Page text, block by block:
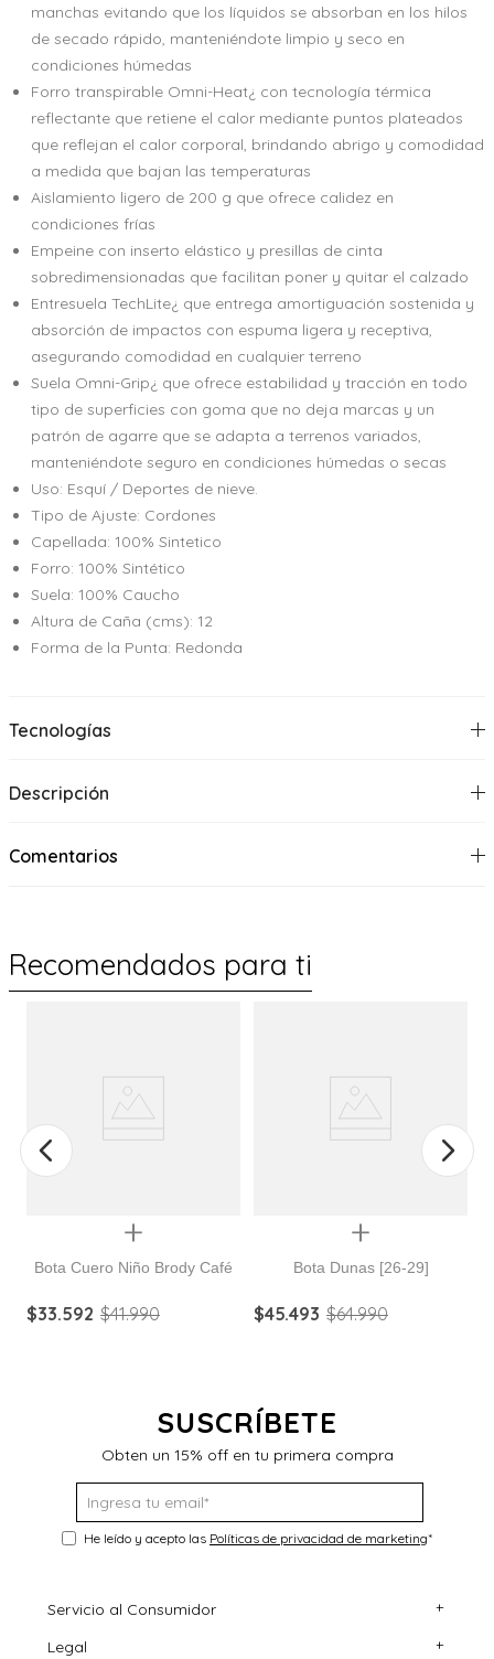
manchas evitando que los líquidos se absorban en los hilos
de secado rápido, manteniéndote limpio y seco en
condiciones húmedas
Forro transpirable Omni-Heat¿ con tecnología térmica
reflectante que retiene el calor mediante puntos plateados
que reflejan el calor corporal, brindando abrigo y comodidad
a medida que bajan las temperaturas
Aislamiento ligero de 200 g que ofrece calidez en
condiciones frías
Empeine con inserto elástico y presillas de cinta
sobredimensionadas que facilitan poner y quitar el calzado
Entresuela TechLite¿ que entrega amortiguación sostenida y
absorción de impactos con espuma ligera y receptiva,
asegurando comodidad en cualquier terreno
Suela Omni-Grip¿ que ofrece estabilidad y tracción en todo
tipo de superficies con goma que no deja marcas y un
patrón de agarre que se adapta a terrenos variados,
manteniéndote seguro en condiciones húmedas o secas
Uso: Esquí / Deportes de nieve.
Tipo de Ajuste: Cordones
Capellada: 100% Sintetico
Forro: 100% Sintético
Suela: 100% Caucho
Altura de Caña (cms): 12
Forma de la Punta: Redonda
Tecnologías
Descripción
Comentarios
Recomendados para ti
Quickview
Bota Cuero Niño Brody Café
$33.592 $41.990
Quickview
Bota Dunas [26-29]
$45.493 $64.990
SUSCRÍBETE
Obten un 15% off en tu primera compra
He leído y acepto las Políticas de privacidad de marketing*
Servicio al Consumidor +
Centro de Ayuda
Legal +